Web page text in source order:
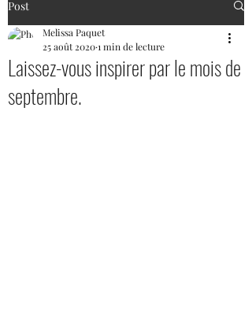
Post
Laissez-vous inspirer par le mois de
septembre.
Melissa Paquet
25 août 20201 min de lecture